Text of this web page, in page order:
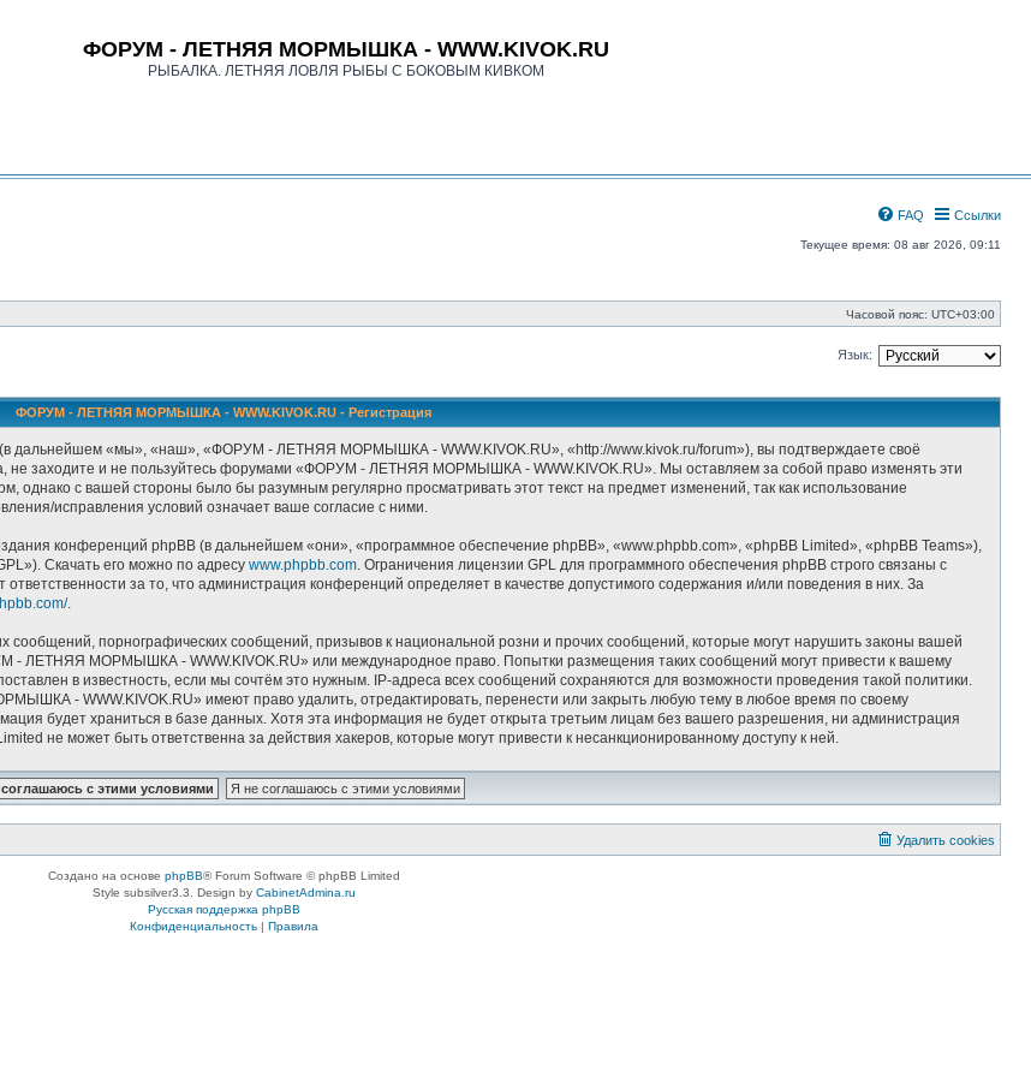
ФОРУМ - ЛЕТНЯЯ МОРМЫШКА - WWW.KIVOK.RU
РЫБАЛКА. ЛЕТНЯЯ ЛОВЛЯ РЫБЫ С БОКОВЫМ КИВКОМ
Ссылки
FAQ
Текущее время: 08 авг 2026, 09:11
Часовой пояс: UTC+03:00
Язык:
ФОРУМ - ЛЕТНЯЯ МОРМЫШКА - WWW.KIVOK.RU - Регистрация
«мы», «наш», «ФОРУМ - ЛЕТНЯЯ МОРМЫШКА - WWW.KIVOK.RU», «http://www.kivok.ru/forum»), вы подтверждаете своё
не заходите и не пользуйтесь форумами «ФОРУМ - ЛЕТНЯЯ МОРМЫШКА - WWW.KIVOK.RU». Мы оставляем за собой право изменять эти
однако с вашей стороны было бы разумным регулярно просматривать этот текст на предмет изменений, так как использование
исправления условий означает ваше согласие с ними.
конференций phpBB (в дальнейшем «они», «программное обеспечение phpBB», «www.phpbb.com», «phpBB Limited», «phpBB Teams»),
Скачать его можно по адресу www.phpbb.com. Ограничения лицензии GPL для программного обеспечения phpBB строго связаны с
за то, что администрация конференций определяет в качестве допустимого содержания и/или поведения в них. За
.
сообщений, порнографических сообщений, призывов к национальной розни и прочих сообщений, которые могут нарушить законы вашей
- ЛЕТНЯЯ МОРМЫШКА - WWW.KIVOK.RU» или международное право. Попытки размещения таких сообщений могут привести к вашему
в известность, если мы сочтём это нужным. IP-адреса всех сообщений сохраняются для возможности проведения такой политики.
- WWW.KIVOK.RU» имеют право удалить, отредактировать, перенести или закрыть любую тему в любое время по своему
будет храниться в базе данных. Хотя эта информация не будет открыта третьим лицам без вашего разрешения, ни администрация
может быть ответственна за действия хакеров, которые могут привести к несанкционированному доступу к ней.
Удалить cookies
Создано на основе phpBB® Forum Software © phpBB Limited
Style subsilver3.3. Design by CabinetAdmina.ru
Русская поддержка phpBB
Конфиденциальность| Правила